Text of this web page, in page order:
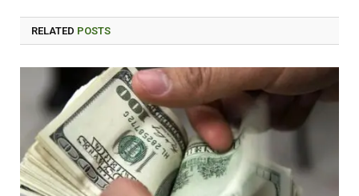
RELATED POSTS